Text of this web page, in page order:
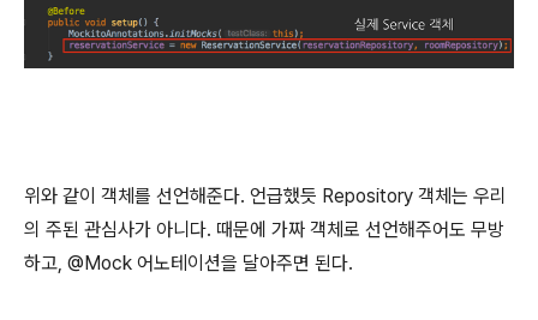
위와 같이 객체를 선언해준다. 언급했듯 Repository 객체는 우리
의 주된 관심사가 아니다. 때문에 가짜 객체로 선언해주어도 무방
하고, @Mock 어노테이션을 달아주면 된다.